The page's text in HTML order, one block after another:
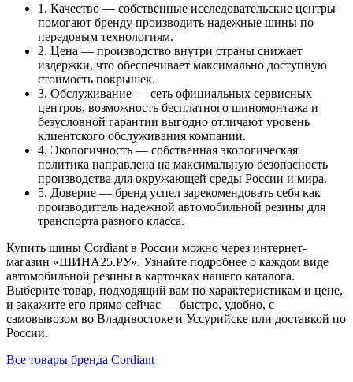
1. Качество — собственные исследовательские центры
помогают бренду производить надежные шины по
передовым технологиям.
2. Цена — производство внутри страны снижает
издержки, что обеспечивает максимально доступную
стоимость покрышек.
3. Обслуживание — сеть официальных сервисных
центров, возможность бесплатного шиномонтажа и
безусловной гарантии выгодно отличают уровень
клиентского обслуживания компании.
4. Экологичность — собственная экологическая
политика направлена на максимальную безопасность
производства для окружающей среды России и мира.
5. Доверие — бренд успел зарекомендовать себя как
производитель надежной автомобильной резины для
транспорта разного класса.
Купить шины Cordiant в России можно через интернет-
магазин «ШИНА25.РУ». Узнайте подробнее о каждом виде
автомобильной резины в карточках нашего каталога.
Выберите товар, подходящий вам по характеристикам и цене,
и закажите его прямо сейчас — быстро, удобно, с
самовывозом во Владивостоке и Уссурийске или доставкой по
России.
Все товары бренда Cordiant